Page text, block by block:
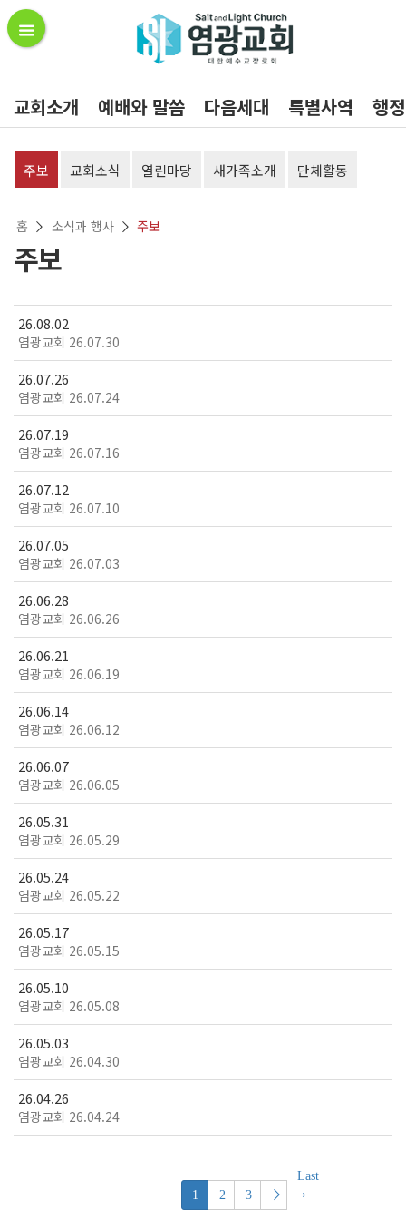
교회소개 예배와 말씀 다음세대 특별사역 행
주보 교회소식 열린마당 새가족소개 단체활동
홈 소식과 행사 주보
주보
26.08.02
염광교회 26.07.30
26.07.26
염광교회 26.07.24
26.07.19
염광교회 26.07.16
26.07.12
염광교회 26.07.10
26.07.05
염광교회 26.07.03
26.06.28
염광교회 26.06.26
26.06.21
염광교회 26.06.19
26.06.14
염광교회 26.06.12
26.06.07
염광교회 26.06.05
26.05.31
염광교회 26.05.29
26.05.24
염광교회 26.05.22
26.05.17
염광교회 26.05.15
26.05.10
염광교회 26.05.08
26.05.03
염광교회 26.04.30
26.04.26
염광교회 26.04.24
1 2 3
Last
›